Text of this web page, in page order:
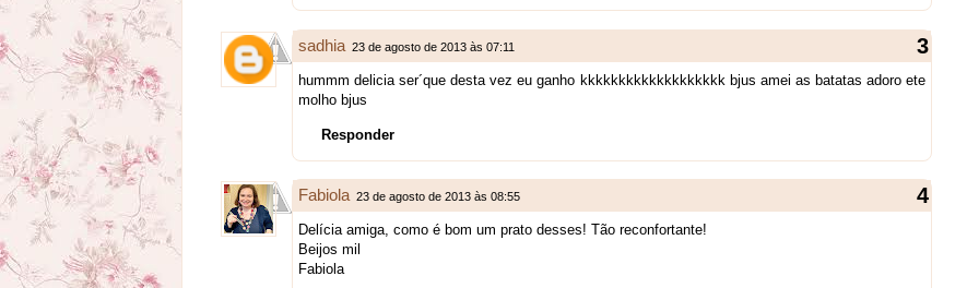
sadhia 23 de agosto de 2013 às 07:11
hummm delicia ser´que desta vez eu ganho kkkkkkkkkkkkkkkkkkk bjus amei as batatas adoro ete
molho bjus
Responder
Fabiola 23 de agosto de 2013 às 08:55
Delícia amiga, como é bom um prato desses! Tão reconfortante!
Beijos mil
Fabiola